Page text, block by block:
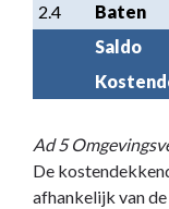
2.4 Baten
Saldo
Ad 5
De
afhankelijk van